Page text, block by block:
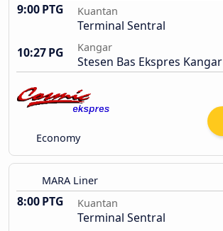
9:00 PTG Kuantan
Terminal Sentral
10:27 PG
Kangar
Stesen Bas Ekspres Kangar
Economy
MARA Liner
8:00 PTG Kuantan
Terminal Sentral